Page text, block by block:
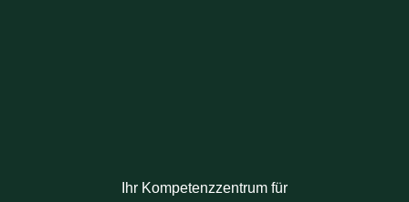
Ihr Kompetenzzentrum für